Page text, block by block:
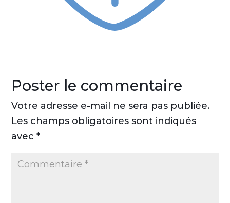
Poster le commentaire
Votre adresse e-mail ne sera pas publiée.
Les champs obligatoires sont indiqués
avec*